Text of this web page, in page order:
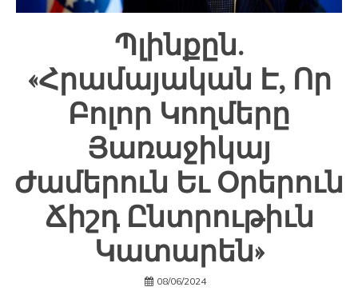
Պլինքըն.
«Հրամայական Է, Որ
Բոլոր Կողմերը
Յառաջիկայ
Ժամերուն Եւ Օրերուն
Ճիշդ Ընտրութիւն
Կատարեն»
08/06/2024